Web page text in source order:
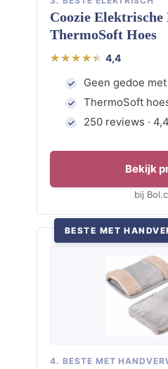
Coozie
ThermoSoft Hoes
4,4
Geen gedoe
ThermoSoft
250 reviews ·
Bekijk
bij
BESTE MET
4. BESTE MET